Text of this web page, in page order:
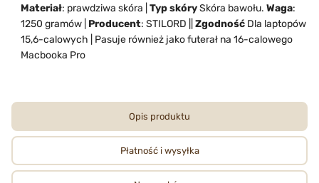
Materiał: prawdziwa skóra | Typ skórySkóra bawołu. Waga:
1250 gramów | Producent: STILORD || Zgodność Dla laptopów
15,6-calowych | Pasuje również jako futerał na 16-calowego
Macbooka Pro
Opis produktu
Płatność i wysyłka